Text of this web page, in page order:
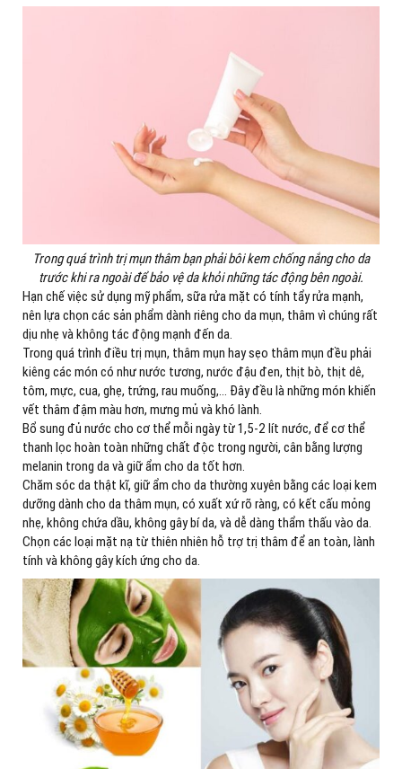
Trong quá trình trị mụn thâm bạn phải bôi kem chống nắng cho da
trước khi ra ngoài để bảo vệ da khỏi những tác động bên ngoài.
Hạn chế việc sử dụng mỹ phẩm, sữa rửa mặt có tính tẩy rửa mạnh,
nên lựa chọn các sản phẩm dành riêng cho da mụn, thâm vì chúng rất
dịu nhẹ và không tác động mạnh đến da.
Trong quá trình điều trị mụn, thâm mụn hay sẹo thâm mụn đều phải
kiêng các món có như nước tương, nước đậu đen, thịt bò, thịt dê,
tôm, mực, cua, ghẹ, trứng, rau muống,… Đây đều là những món khiến
vết thâm đậm màu hơn, mưng mủ và khó lành.
Bổ sung đủ nước cho cơ thể mỗi ngày từ 1,5-2 lít nước, để cơ thể
thanh lọc hoàn toàn những chất độc trong người, cân bằng lượng
melanin trong da và giữ ẩm cho da tốt hơn.
Chăm sóc da thật kĩ, giữ ẩm cho da thường xuyên bằng các loại kem
dưỡng dành cho da thâm mụn, có xuất xứ rõ ràng, có kết cấu mỏng
nhẹ, không chứa dầu, không gây bí da, và dễ dàng thẩm thấu vào da.
Chọn các loại mặt nạ từ thiên nhiên hỗ trợ trị thâm để an toàn, lành
tính và không gây kích ứng cho da.